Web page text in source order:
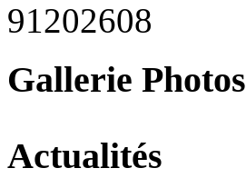
91202608
Gallerie Photos
Actualités